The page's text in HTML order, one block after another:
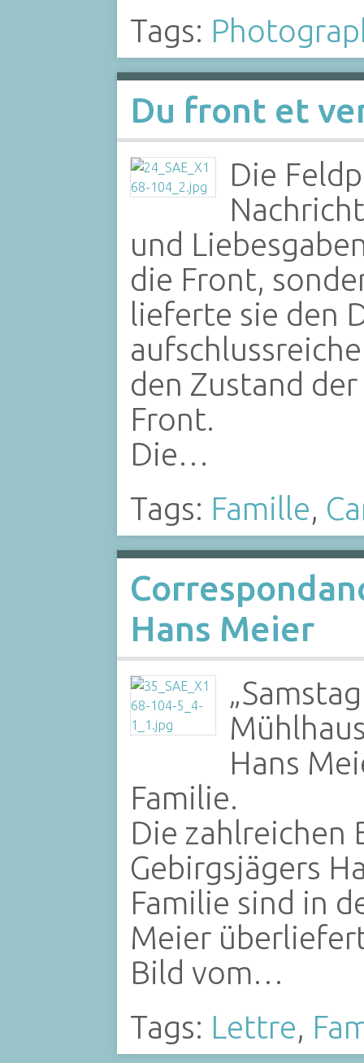
Tags:
Du front et
Die
und
die Front,
lieferte sie den
den Zustand
Front.
Die…
Tags: Famille,
Hans Meier
Hans
Familie.
Die zahlreichen
Gebirgsjägers
Familie sind in
Meier
Bild vom…
Tags: Lettre,